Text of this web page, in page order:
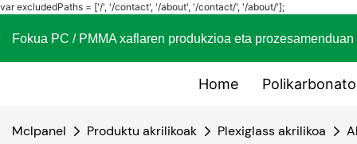
var excludedPaths = ['/', '/contact', '/about', '/contact/', '/about/'];
Fokua PC / PMMA xaflaren produkzioa eta
Home
Mclpanel Produktu akrilikoak Plexiglass akrilikoa